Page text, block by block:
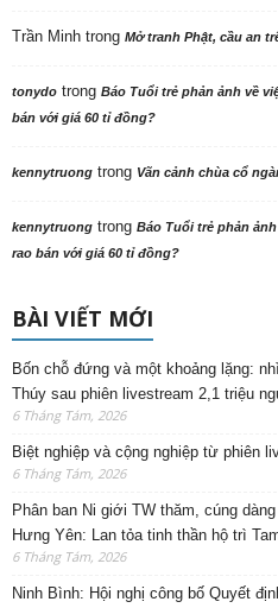
Trần Minh trong Mở tranh Phật, cầu an
tonydo trong Báo Tuổi trẻ phản ảnh về
bán với giá 60 tỉ đồng?
kennytruong trong Vãn cảnh chùa cổ
kennytruong trong Báo Tuổi trẻ phản
rao bán với giá 60 tỉ đồng?
BÀI VIẾT MỚI
Bốn chỗ đứng và một khoảng lặng:
Thúy sau phiên livestream 2,1 triệu
6 Tháng Tám, 2026
Biệt nghiệp và cộng nghiệp từ phiên
6 Tháng Tám, 2026
Phân ban Ni giới TW thăm, cúng
Hưng Yên: Lan tỏa tinh thần hộ trì
6 Tháng Tám, 2026
Ninh Bình: Hội nghị công bố Quyết